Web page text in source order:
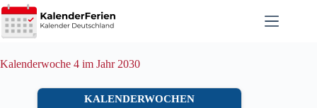
Zum
Inhalt
springen
Kalenderwoche 4 im Jahr 2030
KALENDERWOCHEN